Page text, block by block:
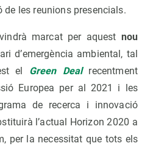
les reunions presencials.
marcat per aquest nou
d’emergència ambiental, tal
el Green Dealrecentment
Europea per al 2021 i les
de recerca i innovació
l’actual Horizon 2020 a
per la necessitat que tots els